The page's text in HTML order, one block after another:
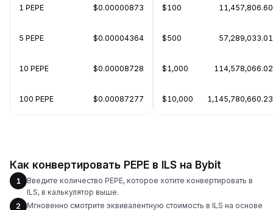
1 PEPE $0.00000873
5 PEPE $0.00004364
10 PEPE $0.00008728
100 PEPE $0.00087277
$100 11,457,806.60
$500 57,289,033.01
$1,000 114,578,066.02
$10,000 1,145,780,660.23
Как конвертировать PEPE в ILS на Bybit
1
Введите количество PEPE, которое хотите конвертировать в
ILS, в калькулятор выше.
2
Мгновенно смотрите эквивалентную стоимость в ILS на основе